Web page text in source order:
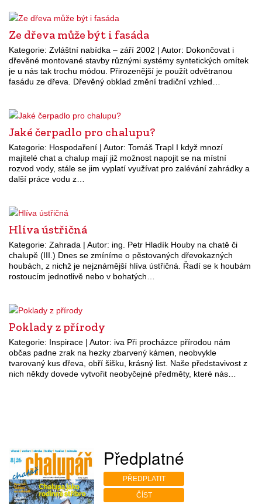
Ze dřeva může být i fasáda
Kategorie: Zvláštní nabídka – září 2002 | Autor: Dokončovat i
dřevěné montované stavby různými systémy syntetických omítek
je u nás tak trochu módou. Přirozenější je použít odvětranou
fasádu ze dřeva. Dřevěný obklad změní tradiční vzhled…
Jaké čerpadlo pro chalupu?
Kategorie: Hospodaření | Autor: Tomáš Trapl I když mnozí
majitelé chat a chalup mají již možnost napojit se na místní
rozvod vody, stále se jim vyplatí využívat pro zalévání zahrádky a
další práce vodu z…
Hlíva ústřičná
Kategorie: Zahrada | Autor: ing. Petr Hladík Houby na chatě či
chalupě (III.) Dnes se zmíníme o pěstovaných dřevokazných
houbách, z nichž je nejznámější hlíva ústřičná. Řadí se k houbám
rostoucím jednotlivě nebo v bohatých…
Poklady z přírody
Kategorie: Inspirace | Autor: iva Při procházce přírodou nám
občas padne zrak na hezky zbarvený kámen, neobvykle
tvarovaný kus dřeva, obří šišku, krásný list. Naše představivost z
nich někdy dovede vytvořit neobyčejné předměty, které nás…
Předplatné
PŘEDPLATIT
ČÍST